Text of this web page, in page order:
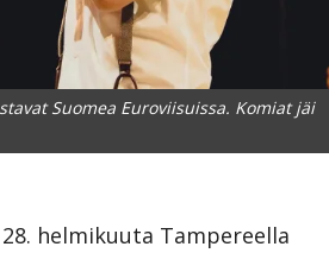
Suomea Euroviisuissa. Komiat jäi
helmikuuta Tampereella